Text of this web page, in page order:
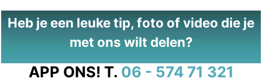
Heb je een leuke tip, foto of video die je
met ons wilt delen?
APP ONS! T. 06 - 574 71 321